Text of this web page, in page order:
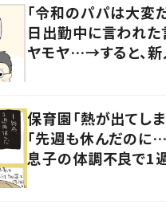
「令和のパパは大変
日出勤中に言われた
ヤモヤ…→すると、
保育園「熱が出てし
「先週も休んだのに…
息子の体調不良で1